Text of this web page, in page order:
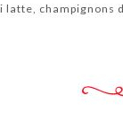
champignons